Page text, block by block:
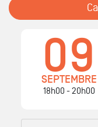
09
SEPTEMBRE
18h00 - 20h00